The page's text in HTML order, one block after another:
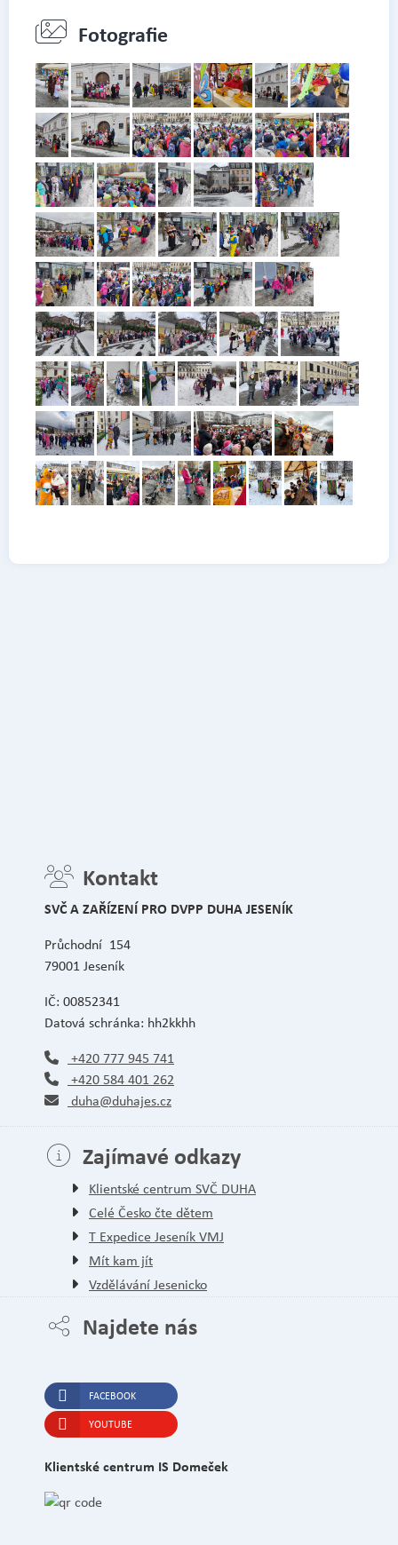
Fotografie
Kontakt
SVČ A ZAŘÍZENÍ PRO DVPP DUHA JESENÍK
Průchodní 154
79001 Jeseník
IČ: 00852341
Datová schránka: hh2kkhh
+420 777 945 741
+420 584 401 262
duha@duhajes.cz
Zajímavé odkazy
Klientské centrum SVČ DUHA
Celé Česko čte dětem
T Expedice Jeseník VMJ
Mít kam jít
Vzdělávání Jesenicko
Najdete nás
FACEBOOK
YOUTUBE
Klientské centrum IS Domeček